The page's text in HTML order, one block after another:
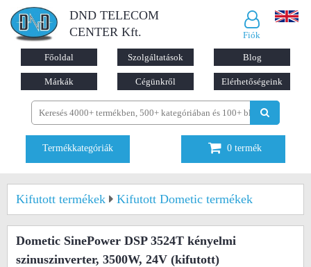
DND TELECOM
CENTER Kft.
Fiók
Főoldal Szolgáltatások Blog
Márkák Cégünkről Elérhetőségeink
Termékkategóriák 0 termék
Kifutott termékek Kifutott Dometic termékek
Dometic SinePower DSP 3524T kényelmi
szinuszinverter, 3500W, 24V (kifutott)